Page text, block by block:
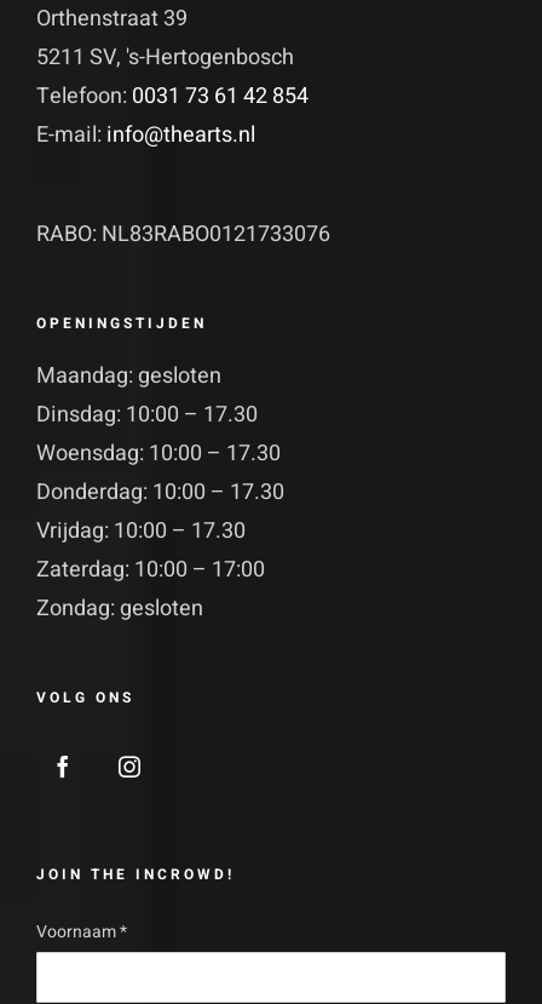
Orthenstraat 39
5211 SV, 's-Hertogenbosch
Telefoon: 0031 73 61 42 854
E-mail: info@thearts.nl
RABO: NL83RABO0121733076
OPENINGSTIJDEN
Maandag: gesloten
Dinsdag: 10:00 – 17.30
Woensdag: 10:00 – 17.30
Donderdag: 10:00 – 17.30
Vrijdag: 10:00 – 17.30
Zaterdag: 10:00 – 17:00
Zondag: gesloten
VOLG ONS
JOIN THE INCROWD!
Voornaam*